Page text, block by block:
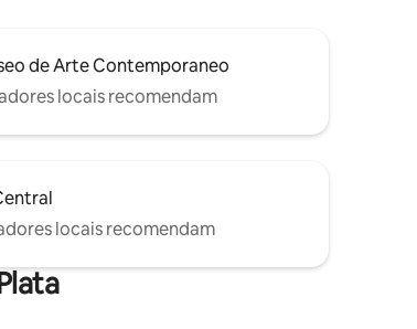
de Arte Contemporaneo
locais recomendam
locais recomendam